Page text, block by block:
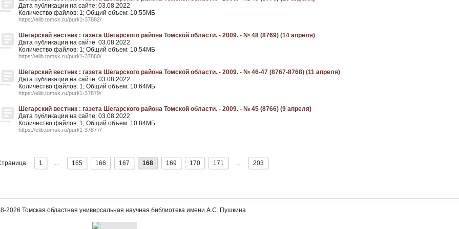
Дата публикации на сайте: 03.08.2022
Количество файлов: 1; Общий объем: 10.55МБ
https://elib.tomsk.ru/purl/1-37882/
Шегарский вестник : газета Шегарского района Томской области. - 2009. - № 48 (8769) (14 апреля)
Дата публикации на сайте: 03.08.2022
Количество файлов: 1; Общий объем: 10.54МБ
https://elib.tomsk.ru/purl/1-37880/
Шегарский вестник : газета Шегарского района Томской области. - 2009. - № 46-47 (8767-8768) (11 апреля)
Дата публикации на сайте: 03.08.2022
Количество файлов: 1; Общий объем: 10.64МБ
https://elib.tomsk.ru/purl/1-37879/
Шегарский вестник : газета Шегарского района Томской области. - 2009. - № 45 (8766) (9 апреля)
Дата публикации на сайте: 03.08.2022
Количество файлов: 1; Общий объем: 10.84МБ
https://elib.tomsk.ru/purl/1-37877/
1 165 166 167 168 169 170 171 203
2026 Томская областная универсальная научная библиотека имени А.С. Пушкина